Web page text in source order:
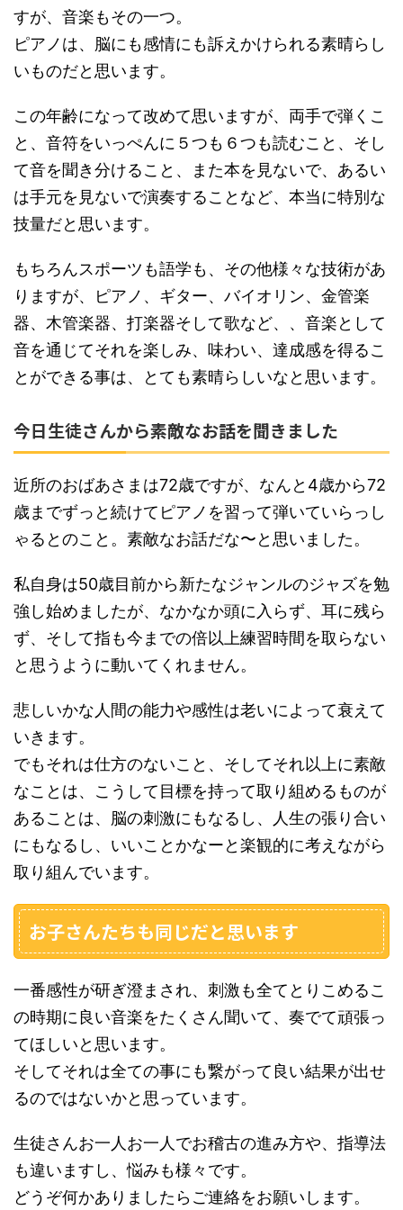
すが、音楽もその一つ。
ピアノは、脳にも感情にも訴えかけられる素晴らし
いものだと思います。
この年齢になって改めて思いますが、両手で弾くこ
と、音符をいっぺんに５つも６つも読むこと、そし
て音を聞き分けること、また本を見ないで、あるい
は手元を見ないで演奏することなど、本当に特別な
技量だと思います。
もちろんスポーツも語学も、その他様々な技術があ
りますが、ピアノ、ギター、バイオリン、金管楽
器、木管楽器、打楽器そして歌など、、音楽として
音を通じてそれを楽しみ、味わい、達成感を得るこ
とができる事は、とても素晴らしいなと思います。
今日生徒さんから素敵なお話を聞きました
近所のおばあさまは72歳ですが、なんと4歳から72
歳までずっと続けてピアノを習って弾いていらっし
ゃるとのこと。素敵なお話だな〜と思いました。
私自身は50歳目前から新たなジャンルのジャズを勉
強し始めましたが、なかなか頭に入らず、耳に残ら
ず、そして指も今までの倍以上練習時間を取らない
と思うように動いてくれません。
悲しいかな人間の能力や感性は老いによって衰えて
いきます。
でもそれは仕方のないこと、そしてそれ以上に素敵
なことは、こうして目標を持って取り組めるものが
あることは、脳の刺激にもなるし、人生の張り合い
にもなるし、いいことかなーと楽観的に考えながら
取り組んでいます。
お子さんたちも同じだと思います
一番感性が研ぎ澄まされ、刺激も全てとりこめるこ
の時期に良い音楽をたくさん聞いて、奏でて頑張っ
てほしいと思います。
そしてそれは全ての事にも繋がって良い結果が出せ
るのではないかと思っています。
生徒さんお一人お一人でお稽古の進み方や、指導法
も違いますし、悩みも様々です。
どうぞ何かありましたらご連絡をお願いします。